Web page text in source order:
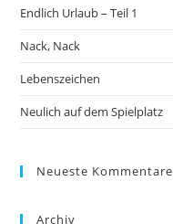
Endlich Urlaub – Teil 1
Nack, Nack
Lebenszeichen
Neulich auf dem Spielplatz
Neueste Kommentare
Archiv